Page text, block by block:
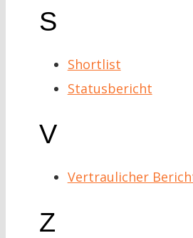
S
Shortlist
Statusbericht
V
Vertraulicher
Z